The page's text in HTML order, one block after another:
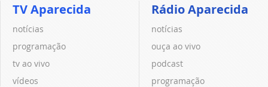
TV Aparecida
notícias
programação
tv ao vivo
vídeos
Rádio Aparecida
notícias
ouça ao vivo
podcast
programação